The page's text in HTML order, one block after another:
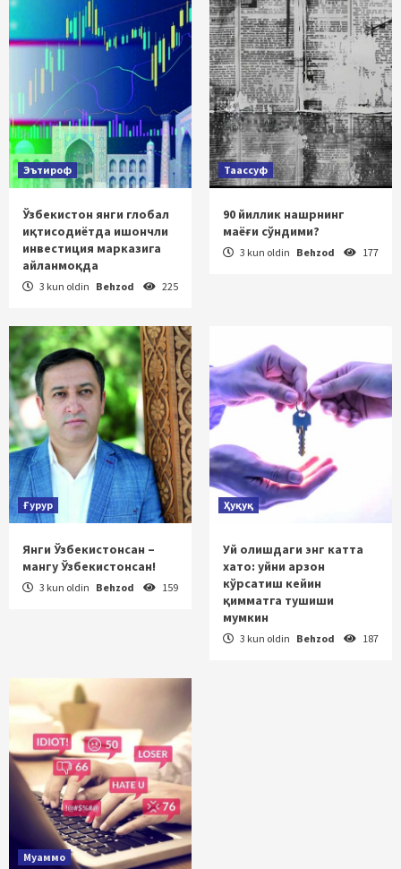
Эътироф
Ўзбекистон янги глобал
иқтисодиётда ишончли
инвестиция марказига
айланмоқда
3 kun oldin Behzod 225
Таассуф
90 йиллик нашрнинг
маёғи сўндими?
3 kun oldin Behzod 177
Ғурур
Янги Ўзбекистонсан –
мангу Ўзбекистонсан!
3 kun oldin Behzod 159
Ҳуқуқ
Уй олишдаги энг катта
хато: уйни арзон
кўрсатиш кейин
қимматга тушиши
мумкин
3 kun oldin Behzod 187
Муаммо